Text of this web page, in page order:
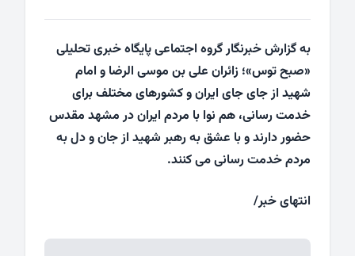
به گزارش خبرنگار گروه اجتماعی پایگاه خبری تحلیلی
«صبح توس»؛ زائران علی بن موسی الرضا و امام
شهید از جای جای ایران و کشورهای مختلف برای
خدمت رسانی، هم نوا با مردم ایران در مشهد مقدس
حضور دارند و با عشق به رهبر شهید از جان و دل به
مردم خدمت رسانی می کنند.
انتهای خبر/